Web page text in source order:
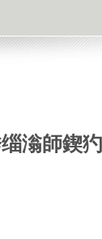
滃師鍥